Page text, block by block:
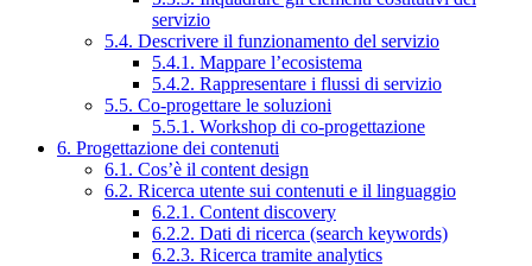
servizio
5.4. Descrivere il funzionamento del servizio
5.4.1. Mappare l’ecosistema
5.4.2. Rappresentare i flussi di servizio
5.5. Co-progettare le soluzioni
5.5.1. Workshop di co-progettazione
6. Progettazione dei contenuti
6.1. Cos’è il content design
6.2. Ricerca utente sui contenuti e il linguaggio
6.2.1. Content discovery
6.2.2. Dati di ricerca (search keywords)
6.2.3. Ricerca tramite analytics